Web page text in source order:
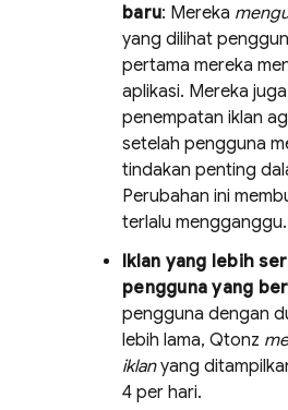
baru: Mereka
yang dilihat
pertama mereka
aplikasi. Mereka
penempatan iklan
setelah pengguna
tindakan penting
Perubahan ini
terlalu mengganggu.
Iklan yang lebih
pengguna yang
pengguna dengan
lebih lama, Qtonz
iklanyang
4 per hari.